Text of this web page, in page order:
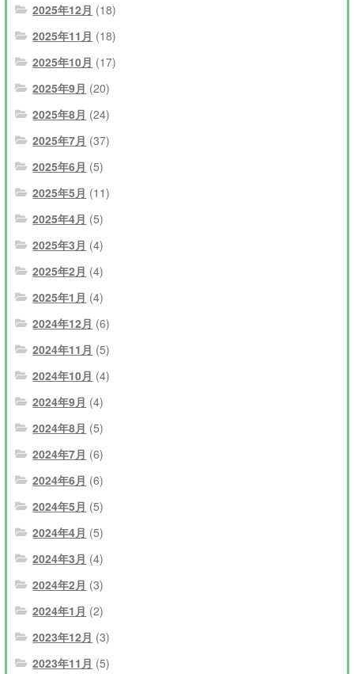
2025年12月 (18)
2025年11月 (18)
2025年10月 (17)
2025年9月 (20)
2025年8月 (24)
2025年7月 (37)
2025年6月 (5)
2025年5月 (11)
2025年4月 (5)
2025年3月 (4)
2025年2月 (4)
2025年1月 (4)
2024年12月 (6)
2024年11月 (5)
2024年10月 (4)
2024年9月 (4)
2024年8月 (5)
2024年7月 (6)
2024年6月 (6)
2024年5月 (5)
2024年4月 (5)
2024年3月 (4)
2024年2月 (3)
2024年1月 (2)
2023年12月 (3)
2023年11月 (5)